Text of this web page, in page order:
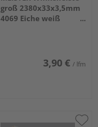
groß 2380x33x3,5mm
4069 Eiche weiß
3,90 € / lfm